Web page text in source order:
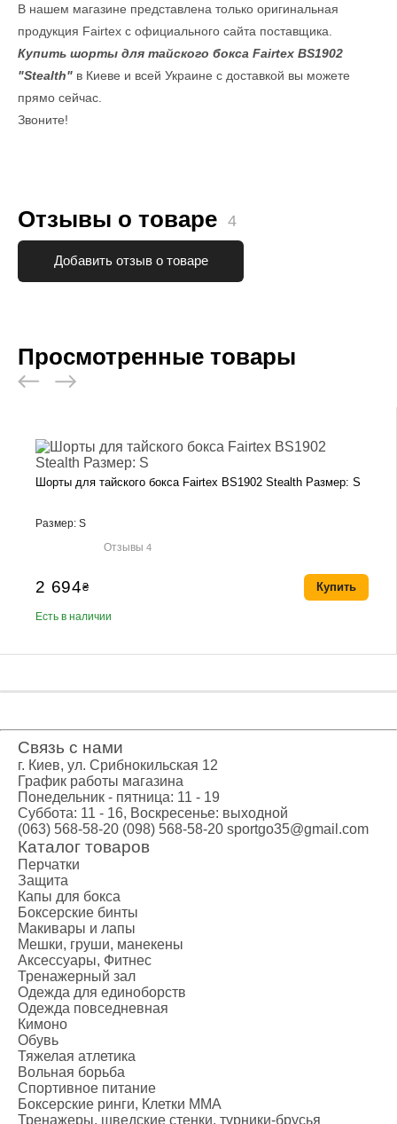
В нашем магазине представлена только оригинальная
продукция Fairtex с официального сайта поставщика.
Купить шорты для тайского бокса Fairtex BS1902
"Stealth" в Киеве и всей Украине с доставкой вы можете
прямо сейчас.
Звоните!
Отзывы о товаре 4
Добавить отзыв о товаре
Просмотренные товары
Шорты для тайского бокса Fairtex BS1902 Stealth Размер: S
Размер: S
Отзывы4
2 694₴
Есть в наличии
Купить
Связь с нами
г. Киев, ул. Срибнокильская 12
График работы магазина
Понедельник - пятница: 11 - 19
Суббота: 11 - 16, Воскресенье: выходной
(063) 568-58-20 (098) 568-58-20 sportgo35@gmail.com
Каталог товаров
Перчатки
Защита
Капы для бокса
Боксерские бинты
Макивары и лапы
Мешки, груши, манекены
Аксессуары, Фитнес
Тренажерный зал
Одежда для единоборств
Одежда повседневная
Кимоно
Обувь
Тяжелая атлетика
Вольная борьба
Спортивное питание
Боксерские ринги, Клетки ММА
Тренажеры, шведские стенки, турники-брусья